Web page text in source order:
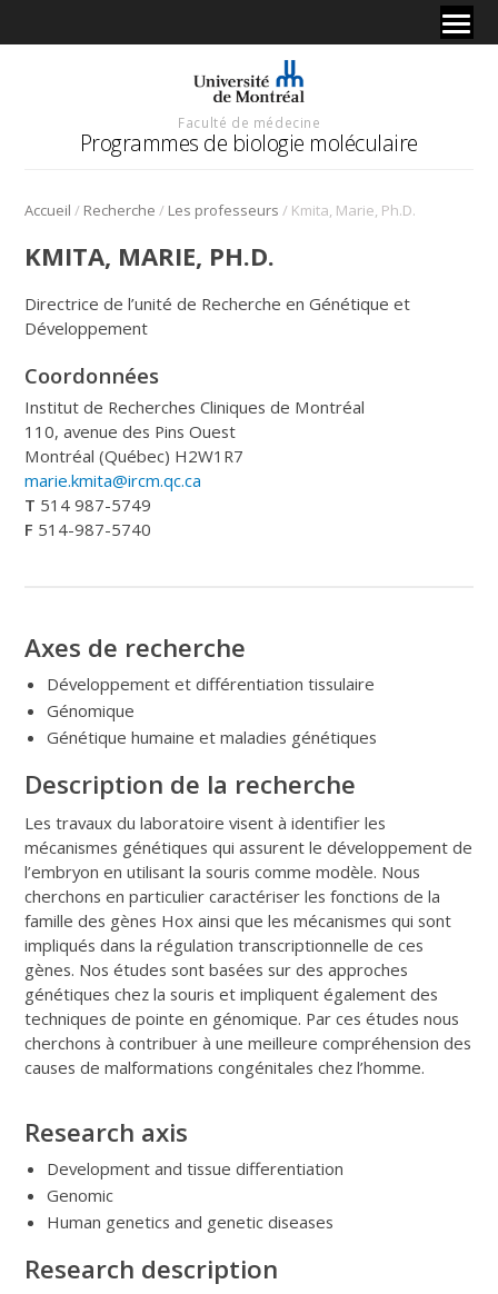
Faculté de médecine
Programmes de biologie moléculaire
Accueil / Recherche / Les professeurs / Kmita, Marie, Ph.D.
KMITA, MARIE, PH.D.
Directrice de l’unité de Recherche en Génétique et
Développement
Coordonnées
Institut de Recherches Cliniques de Montréal
110, avenue des Pins Ouest
Montréal (Québec) H2W1R7
marie.kmita@ircm.qc.ca
T 514 987-5749
F 514-987-5740
Axes de recherche
Développement et différentiation tissulaire
Génomique
Génétique humaine et maladies génétiques
Description de la recherche
Les travaux du laboratoire visent à identifier les
mécanismes génétiques qui assurent le développement de
l’embryon en utilisant la souris comme modèle. Nous
cherchons en particulier caractériser les fonctions de la
famille des gènes Hox ainsi que les mécanismes qui sont
impliqués dans la régulation transcriptionnelle de ces
gènes. Nos études sont basées sur des approches
génétiques chez la souris et impliquent également des
techniques de pointe en génomique. Par ces études nous
cherchons à contribuer à une meilleure compréhension des
causes de malformations congénitales chez l’homme.
Research axis
Development and tissue differentiation
Genomic
Human genetics and genetic diseases
Research description